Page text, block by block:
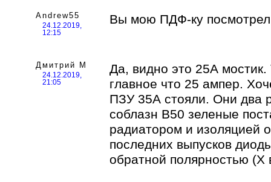
Andrew55
24.12.2019,
12:15
Вы мою ПДФ-ку
Дмитрий М
24.12.2019,
21:05
Да, видно это 25А мостик.
главное что 25 ампер.
ПЗУ 35А стояли. Они два
соблазн В50 зеленые
радиатором и изоляцией
последних выпусков
обратной полярностью (Х